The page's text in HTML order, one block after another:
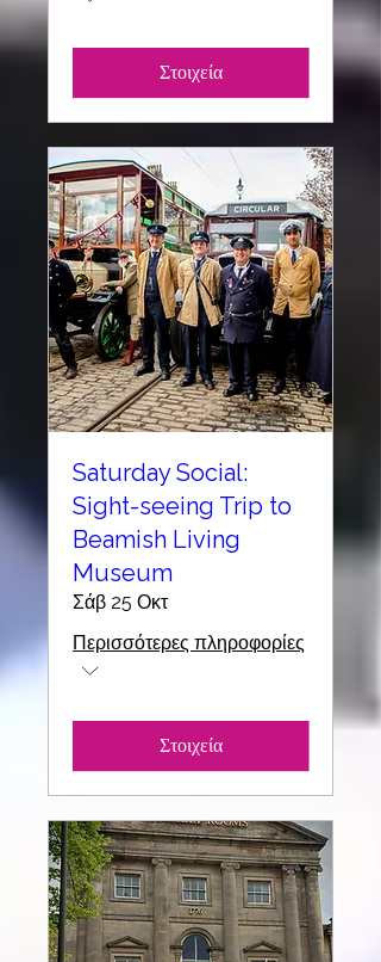
Στοιχεία
Saturday Social:
Sight-seeing Trip to
Beamish Living
Museum
Σάβ 25 Οκτ
Περισσότερες πληροφορίες
Στοιχεία